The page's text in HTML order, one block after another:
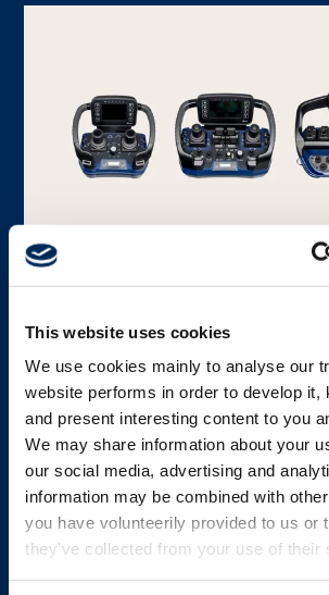
This website uses cookies
We use cookies mainly to analyse our
website performs in order to develop it,
and present interesting content to you
We may share information about your
our social media, advertising and
information may be combined with
you have volunteerily provided to us or
they’ve collected from your use of their
Von Micro über Mini bis Maxi sind
Bauchladensender auf Sicherheit,
Steuerung und
ausgelegt.
Mehr erfahren